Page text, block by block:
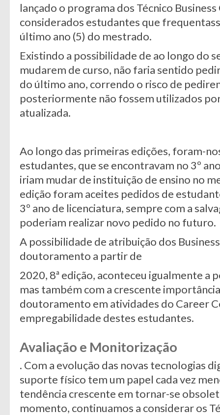
lançado o programa dos Técnico
considerados estudantes que
último ano (5) do mestrado.
Existindo a possibilidade de ao longo do
mudarem de curso, não faria sentido
do último ano, correndo o risco de
posteriormente não fossem utilizados
atualizada.
Ao longo das primeiras edições, foram-
estudantes, que se encontravam no 3º
iriam mudar de instituição de ensino no
edição foram aceites pedidos de
3º ano de licenciatura, sempre com a
poderiam realizar novo pedido no futuro.
A possibilidade de atribuição dos
doutoramento a partir de
2020, 8ª edição, aconteceu igualmente a
mas também com a crescente
doutoramento em atividades do Career
empregabilidade destes estudantes.
Avaliação e Monitorização
. Com a evolução das novas tecnologias
suporte físico tem um papel cada vez
tendência crescente em tornar-se
momento, continuamos a considerar os